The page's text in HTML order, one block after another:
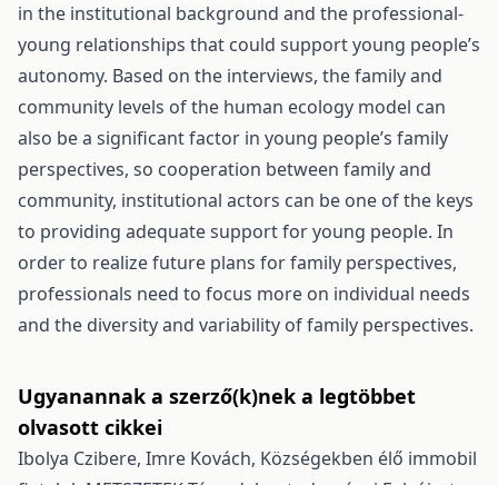
in the institutional background and the professional-
young relationships that could support young people’s
autonomy. Based on the interviews, the family and
community levels of the human ecology model can
also be a significant factor in young people’s family
perspectives, so cooperation between family and
community, institutional actors can be one of the keys
to providing adequate support for young people. In
order to realize future plans for family perspectives,
professionals need to focus more on individual needs
and the diversity and variability of family perspectives.
Ugyanannak a szerző(k)nek a legtöbbet
olvasott cikkei
Ibolya Czibere, Imre Kovách, Községekben élő immobil